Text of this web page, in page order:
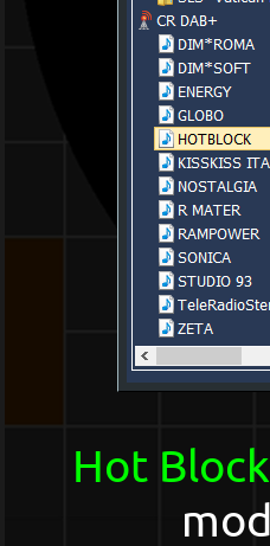
Hot